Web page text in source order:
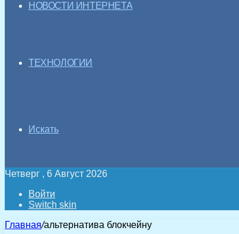
НОВОСТИ ИНТЕРНЕТА
ТЕХНОЛОГИИ
Искать
Четверг , 6 Август 2026
Войти
Switch skin
Главная/альтернатива блокчейну